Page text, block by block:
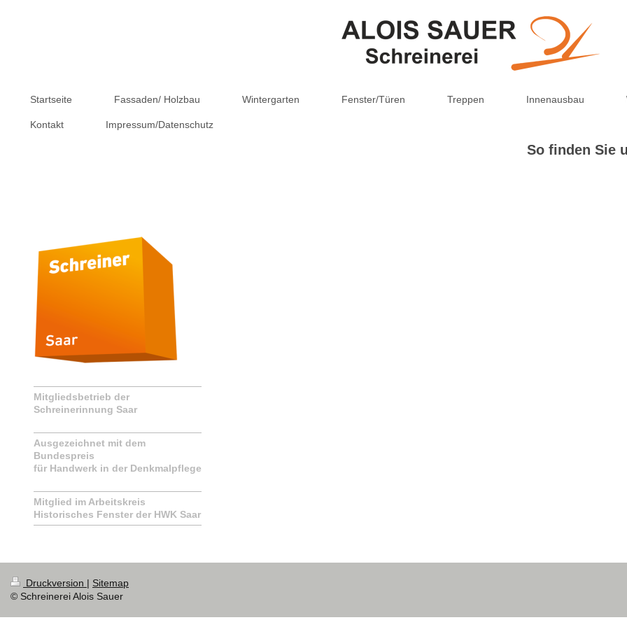
Startseite Fassaden/ Holzbau Wintergarten Fenster/Türen Treppen Innenausbau
Kontakt Impressum/Datenschutz
So finden Sie
Mitgliedsbetrieb der
Schreinerinnung Saar
Ausgezeichnet mit dem
Bundespreis
für Handwerk in der Denkmalpflege
Mitglied im Arbeitskreis
Historisches Fenster der HWK Saar
Druckversion | Sitemap
© Schreinerei Alois Sauer